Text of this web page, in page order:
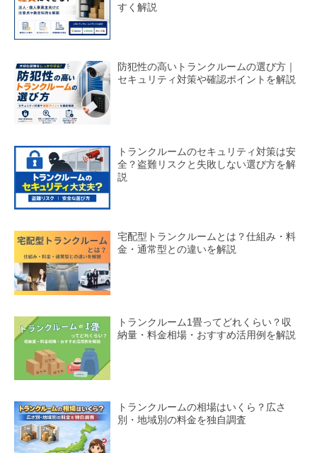
すく解説
防犯性の高いトランクルームの選び方｜
セキュリティ対策や確認ポイントを解説
トランクルームのセキュリティ対策は安
全？盗難リスクと失敗しない選び方を解
説
宅配型トランクルームとは？仕組み・料
金・通常型との違いを解説
トランクルーム1畳ってどれくらい？収
納量・料金相場・おすすめ活用例を解説
トランクルームの相場はいくら？広さ
別・地域別の料金を独自調査